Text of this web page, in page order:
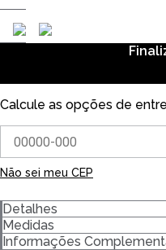
Calcule as opções de
Não sei meu CEP
Detalhes
O Gorro Pearl é
confeccionado com tecido
Medidas
clique para
Informações